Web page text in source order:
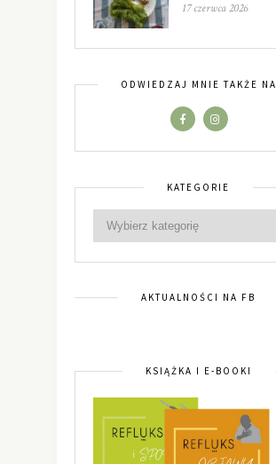
17 czerwca 2026
ODWIEDZAJ MNIE TAKŻE NA
KATEGORIE
AKTUALNOŚCI NA FB
KSIĄŻKA I E-BOOKI